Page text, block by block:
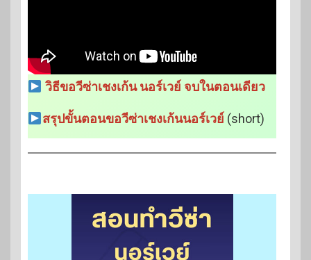
วิธีขอวีซ่าเชงเก้น นอร์เวย์ จบในตอนเดียว
สรุปขั้นตอนขอวีซ่าเชงเก้นนอร์เวย์ (short)